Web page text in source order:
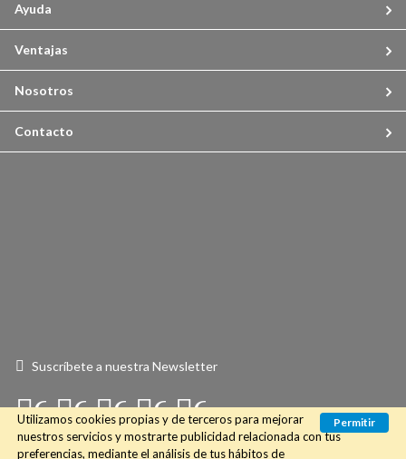
Ayuda
Ventajas
Nosotros
Contacto
Suscríbete a nuestra Newsletter
Connect
with
Connect
with
Connect
with
Connect
with
Connect
with
Utilizamos cookies propias y de terceros para mejorar
nuestros servicios y mostrarte publicidad relacionada con tus
preferencias, mediante el análisis de tus hábitos de
Permitir